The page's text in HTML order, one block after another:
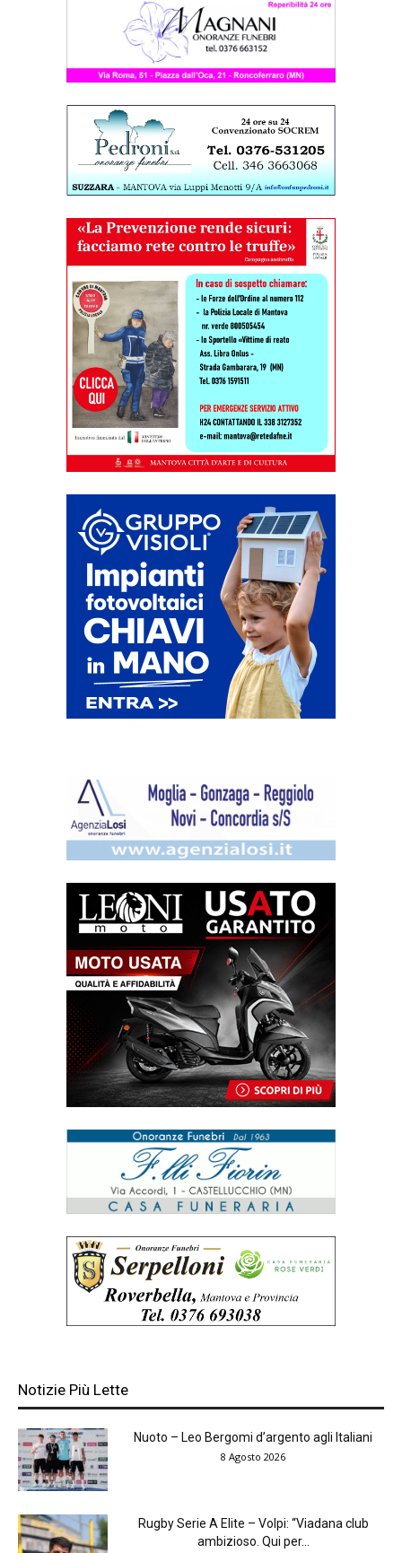
Notizie Più Lette
Nuoto – Leo Bergomi d’argento agli Italiani
8 Agosto 2026
Rugby Serie A Elite – Volpi: “Viadana club
ambizioso. Qui per...